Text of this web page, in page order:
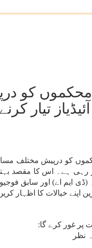
کو
تیار
رہی ہے۔ اس کا مقصد بہتر
ایم اے) اور سابق
خیالات کا اظہار
پر غور کرے گا:
نظر